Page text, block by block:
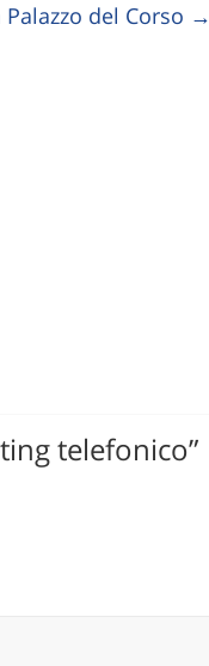
Palazzo del Corso →
telefonico”